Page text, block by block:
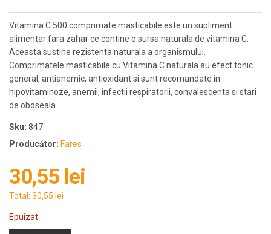
Vitamina C 500 comprimate masticabile este un supliment
alimentar fara zahar ce contine o sursa naturala de vitamina C.
Aceasta sustine rezistenta naturala a organismului.
Comprimatele masticabile cu Vitamina C naturala au efect tonic
general, antianemic, antioxidant si sunt recomandate in
hipovitaminoze, anemii, infectii respiratorii, convalescenta si stari
de oboseala.
Sku: 847
Producător: Fares
30,55 lei
Total: 30,55 lei
Epuizat